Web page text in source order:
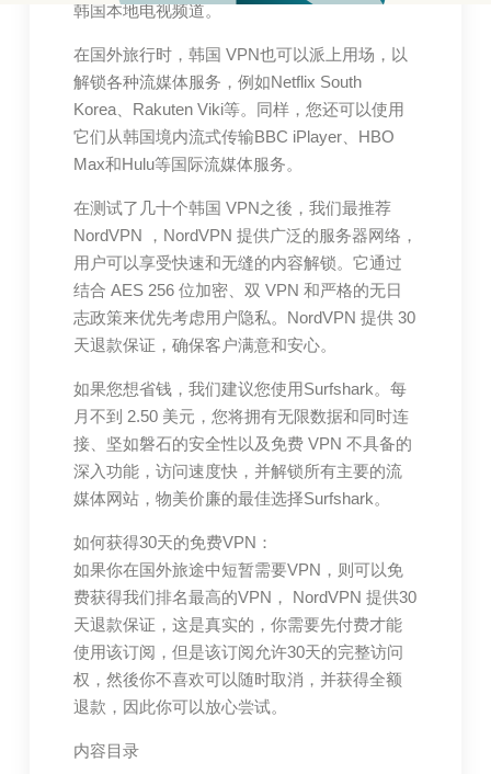
韩国本地电视频道。
在国外旅行时，韩国 VPN也可以派上用场，以
解锁各种流媒体服务，例如Netflix South
Korea、Rakuten Viki等。同样，您还可以使用
它们从韩国境内流式传输BBC iPlayer、HBO
Max和Hulu等国际流媒体服务。
在测试了几十个韩国 VPN之後，我们最推荐
NordVPN ，NordVPN 提供广泛的服务器网络，
用户可以享受快速和无缝的内容解锁。它通过
结合 AES 256 位加密、双 VPN 和严格的无日
志政策来优先考虑用户隐私。NordVPN 提供 30
天退款保证，确保客户满意和安心。
如果您想省钱，我们建议您使用Surfshark。每
月不到 2.50 美元，您将拥有无限数据和同时连
接、坚如磐石的安全性以及免费 VPN 不具备的
深入功能，访问速度快，并解锁所有主要的流
媒体网站，物美价廉的最佳选择Surfshark。
如何获得30天的免费VPN：
如果你在国外旅途中短暂需要VPN，则可以免
费获得我们排名最高的VPN， NordVPN 提供30
天退款保证，这是真实的，你需要先付费才能
使用该订阅，但是该订阅允许30天的完整访问
权，然後你不喜欢可以随时取消，并获得全额
退款，因此你可以放心尝试。
内容目录